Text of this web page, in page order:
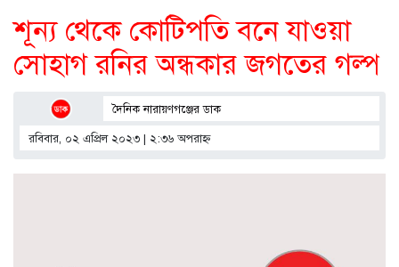
শূন্য থেকে কোটিপতি বনে যাওয়া
সোহাগ রনির অন্ধকার জগতের গল্প
দৈনিক নারায়ণগঞ্জের ডাক
রবিবার, ০২ এপ্রিল ২০২৩ | ২:৩৬ অপরাহ্ণ